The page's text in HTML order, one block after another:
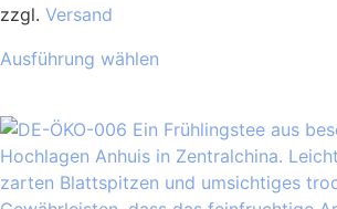
zzgl. Versand
Ausführung wählen